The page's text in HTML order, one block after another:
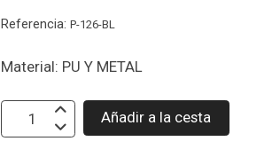
Referencia:P-126-BL
Material: PU Y METAL
Añadir a la cesta